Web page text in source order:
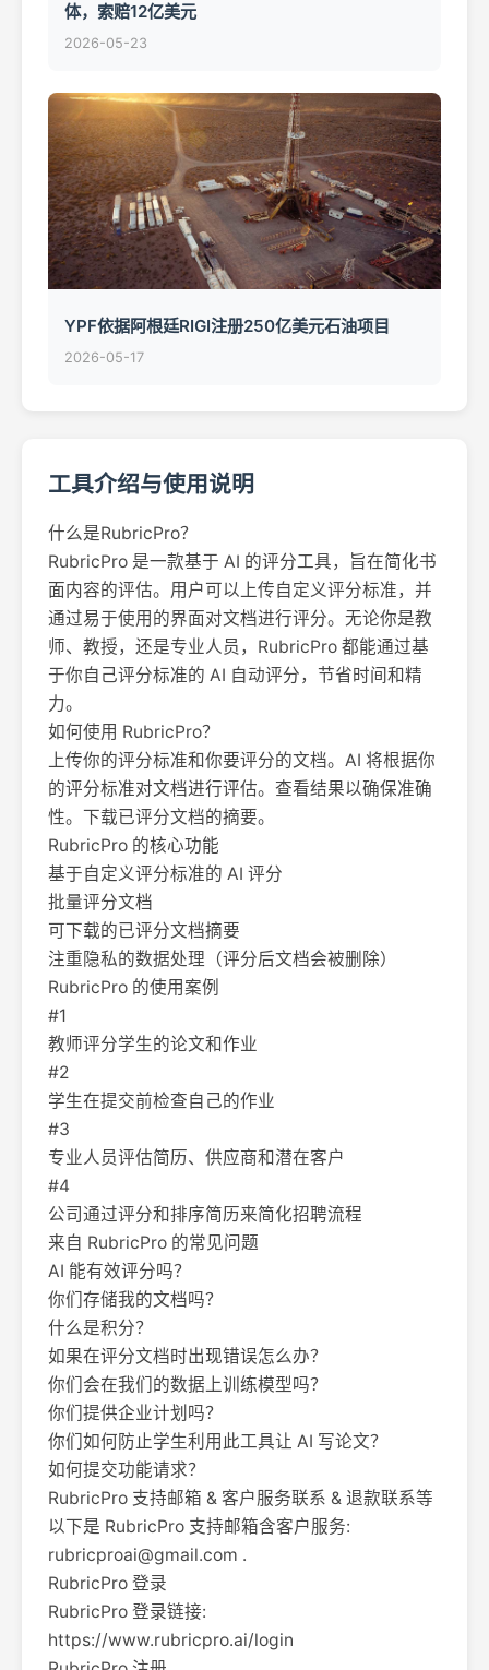
体，索赔12亿美元
2026-05-23
YPF依据阿根廷RIGI注册250亿美元石油项目
2026-05-17
工具介绍与使用说明
什么是RubricPro？
RubricPro 是一款基于 AI 的评分工具，旨在简化书
面内容的评估。用户可以上传自定义评分标准，并
通过易于使用的界面对文档进行评分。无论你是教
师、教授，还是专业人员，RubricPro 都能通过基
于你自己评分标准的 AI 自动评分，节省时间和精
力。
如何使用 RubricPro？
上传你的评分标准和你要评分的文档。AI 将根据你
的评分标准对文档进行评估。查看结果以确保准确
性。下载已评分文档的摘要。
RubricPro 的核心功能
基于自定义评分标准的 AI 评分
批量评分文档
可下载的已评分文档摘要
注重隐私的数据处理（评分后文档会被删除）
RubricPro 的使用案例
#1
教师评分学生的论文和作业
#2
学生在提交前检查自己的作业
#3
专业人员评估简历、供应商和潜在客户
#4
公司通过评分和排序简历来简化招聘流程
来自 RubricPro 的常见问题
AI 能有效评分吗？
你们存储我的文档吗？
什么是积分？
如果在评分文档时出现错误怎么办？
你们会在我们的数据上训练模型吗？
你们提供企业计划吗？
你们如何防止学生利用此工具让 AI 写论文？
如何提交功能请求？
RubricPro 支持邮箱 & 客户服务联系 & 退款联系等
以下是 RubricPro 支持邮箱含客户服务:
rubricproai@gmail.com .
RubricPro 登录
RubricPro 登录链接:
https://www.rubricpro.ai/login